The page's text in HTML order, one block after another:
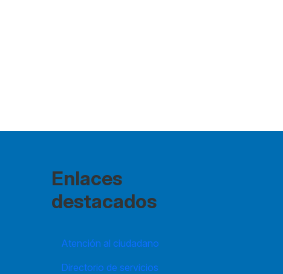
Enlaces
destacados
Atención al ciudadano
Directorio de servicios